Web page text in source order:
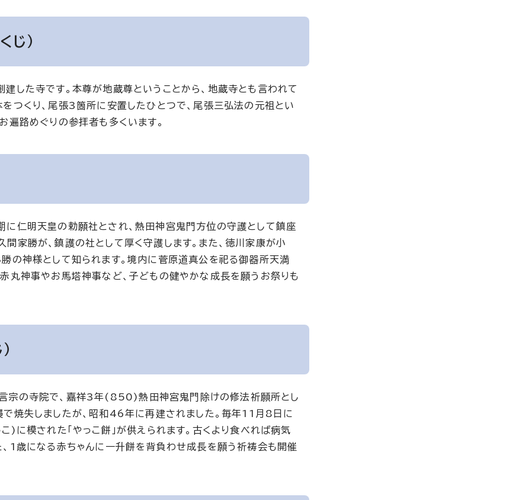
じ）
した寺です。本尊が地蔵尊ということから、地蔵寺とも言われて
つくり、尾張3箇所に安置したひとつで、尾張三弘法の元祖とい
遍路めぐりの参拝者も多くいます。
仁明天皇の勅願社とされ、熱田神宮鬼門方位の守護として鎮座
家勝が、鎮護の社として厚く守護します。また、徳川家康が小
の神様として知られます。境内に菅原道真公を祀る御器所天満
丸神事やお馬塔神事など、子どもの健やかな成長を願うお祭りも
宗の寺院で、嘉祥3年(850)熱田神宮鬼門除けの修法祈願所とし
焼失しましたが、昭和46年に再建されました。毎年11月8日に
模された「やっこ餅」が供えられます。古くより食べれば病気
1歳になる赤ちゃんに一升餅を背負わせ成長を願う祈祷会も開催